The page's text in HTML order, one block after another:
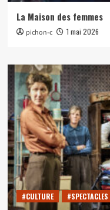
La Maison des femmes
pichon-c 1 mai 2026
#CULTURE #SPECTACLES